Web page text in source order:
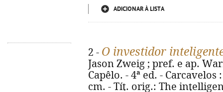
ADICIONAR À LISTA
2 - O investidor
Jason Zweig ; pref. e ap.
Capêlo. - 4ª ed. - Carcavelos
cm. - Tít. orig.: The